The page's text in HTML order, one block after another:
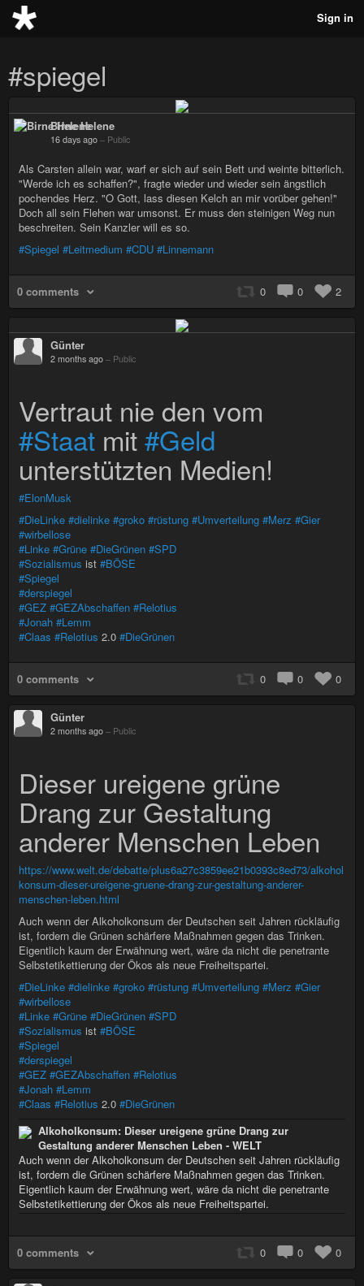
Sign in
#spiegel
Birne Helene
16 days ago – Public
Als Carsten allein war, warf er sich auf sein Bett und weinte bitterlich.
"Werde ich es schaffen?", fragte wieder und wieder sein ängstlich
pochendes Herz. "O Gott, lass diesen Kelch an mir vorüber gehen!"
Doch all sein Flehen war umsonst. Er muss den steinigen Weg nun
beschreiten. Sein Kanzler will es so.
#Spiegel #Leitmedium #CDU #Linnemann
0 comments 0 0 2
Günter
2 months ago – Public
Vertraut nie den vom
#Staat mit#Geld
unterstützten Medien!
#ElonMusk
#DieLinke #dielinke #groko #rüstung #Umverteilung #Merz #Gier
#wirbellose
#Linke #Grüne #DieGrünen #SPD
#Sozialismus ist #BÖSE
#Spiegel
#derspiegel
#GEZ #GEZAbschaffen #Relotius
#Jonah #Lemm
#Claas #Relotius 2.0 #DieGrünen
0 comments 0 0 0
Günter
2 months ago – Public
Dieser ureigene grüne
Drang zur Gestaltung
anderer Menschen Leben
https://www.welt.de/debatte/plus6a27c3859ee21b0393c8ed73/alkohol
konsum-dieser-ureigene-gruene-drang-zur-gestaltung-anderer-
menschen-leben.html
Auch wenn der Alkoholkonsum der Deutschen seit Jahren rückläufig
ist, fordern die Grünen schärfere Maßnahmen gegen das Trinken.
Eigentlich kaum der Erwähnung wert, wäre da nicht die penetrante
Selbstetikettierung der Ökos als neue Freiheitspartei.
#DieLinke #dielinke #groko #rüstung #Umverteilung #Merz #Gier
#wirbellose
#Linke #Grüne #DieGrünen #SPD
#Sozialismus ist #BÖSE
#Spiegel
#derspiegel
#GEZ #GEZAbschaffen #Relotius
#Jonah #Lemm
#Claas #Relotius 2.0 #DieGrünen
Alkoholkonsum: Dieser ureigene grüne Drang zur
Gestaltung anderer Menschen Leben - WELT
Auch wenn der Alkoholkonsum der Deutschen seit Jahren rückläufig
ist, fordern die Grünen schärfere Maßnahmen gegen das Trinken.
Eigentlich kaum der Erwähnung wert, wäre da nicht die penetrante
Selbstetikettierung der Ökos als neue Freiheitspartei.
0 comments 0 0 0